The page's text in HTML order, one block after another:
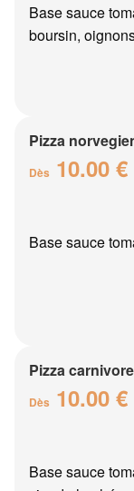
Base sauce
boursin,
Pizza
Dès 10.00 €
Base sauce
Pizza
Dès 10.00 €
Base sauce